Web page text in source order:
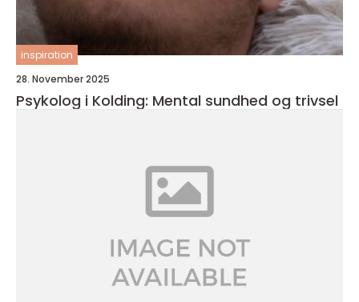
inspiration
28. November 2025
Psykolog i Kolding: Mental sundhed og trivsel